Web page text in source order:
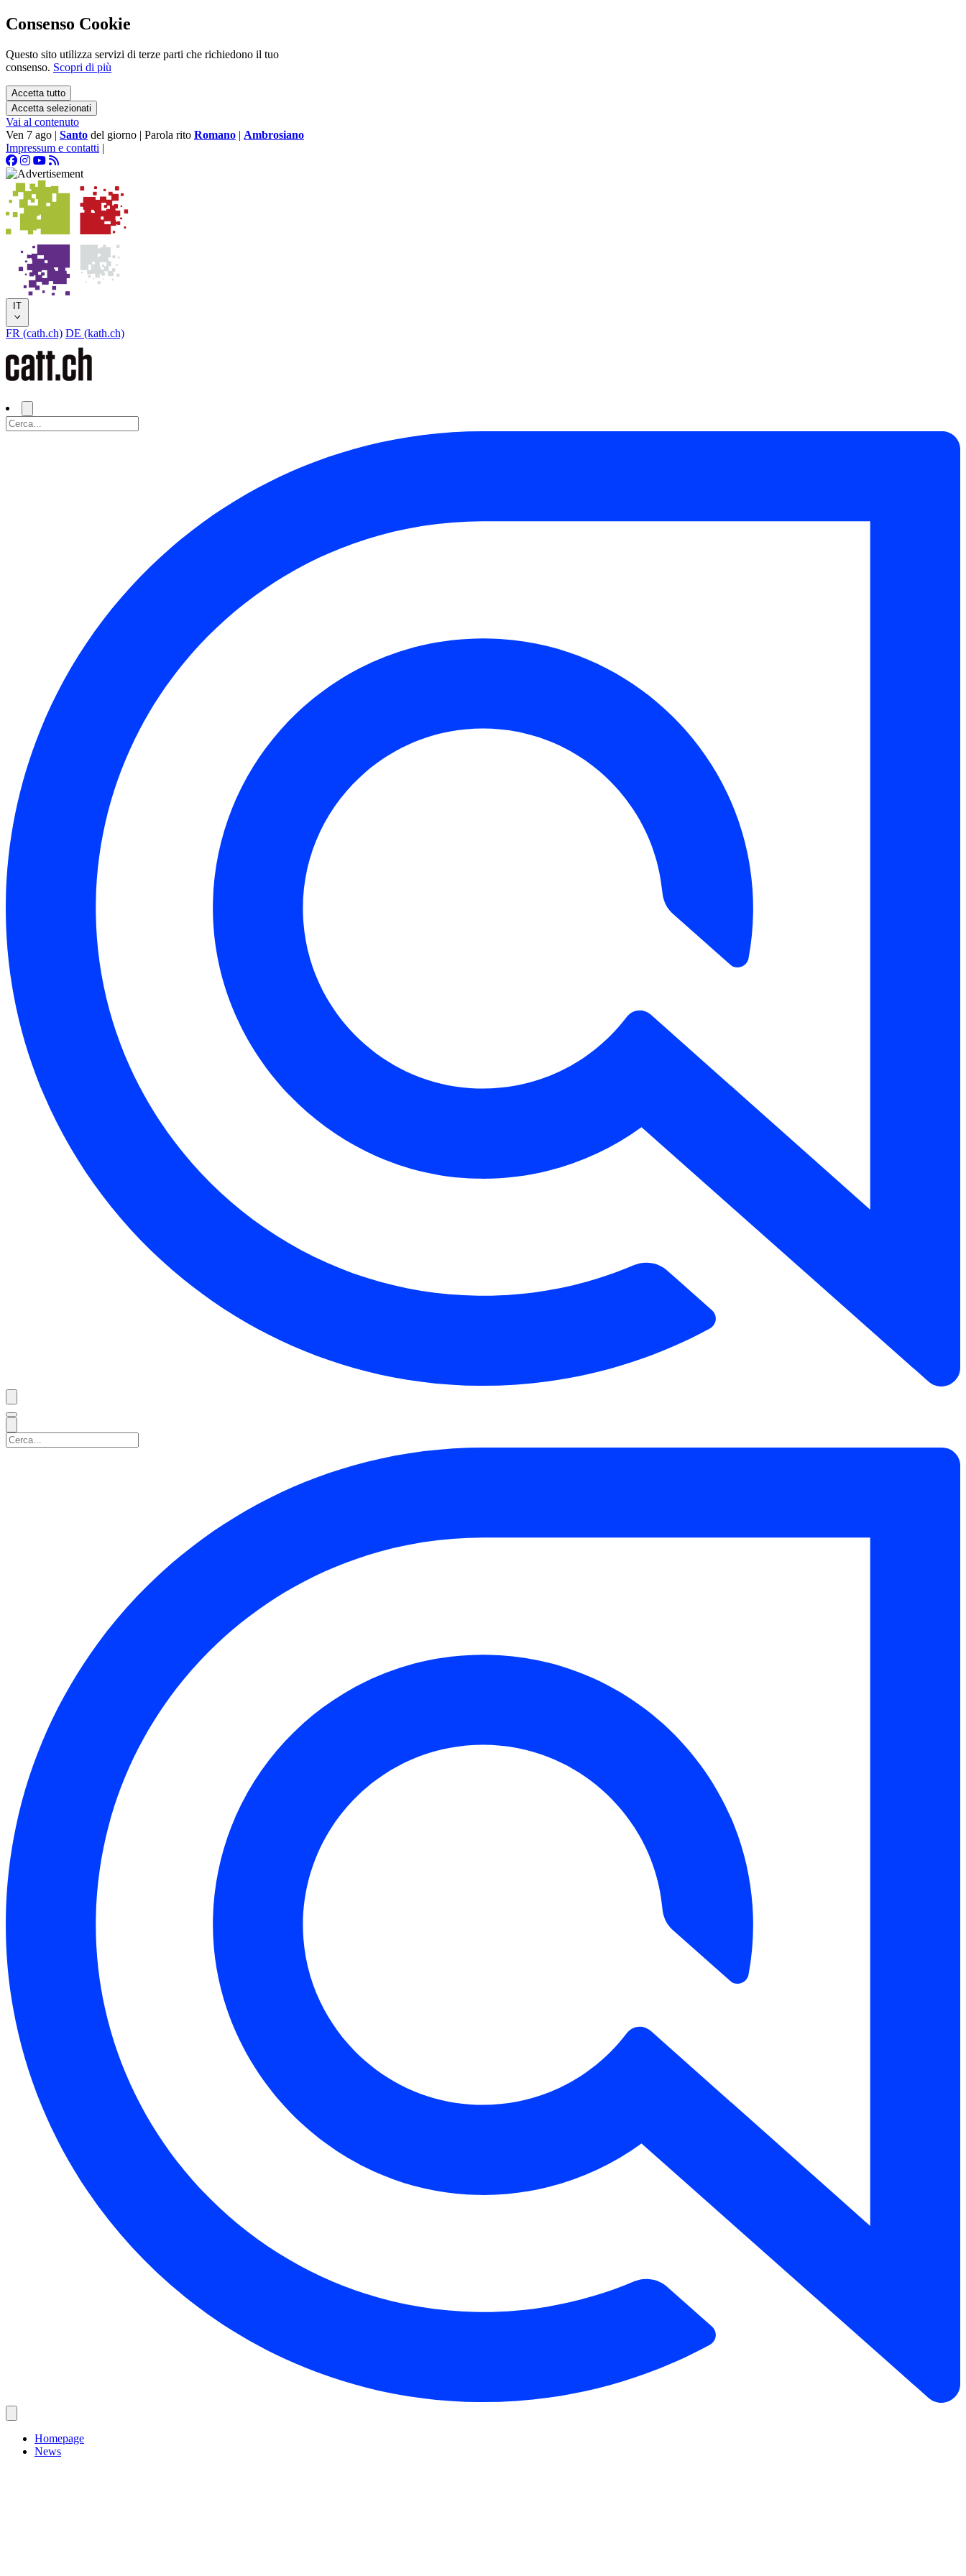
Consenso Cookie
Questo sito utilizza servizi di terze parti che richiedono il tuo
consenso. Scopri di più
Accetta tutto
Accetta selezionati
Vai al contenuto
Ven 7 ago | Santo del giorno | Parola rito Romano | Ambrosiano
Impressum e contatti |
IT
FR (cath.ch) DE (kath.ch)
Homepage
News